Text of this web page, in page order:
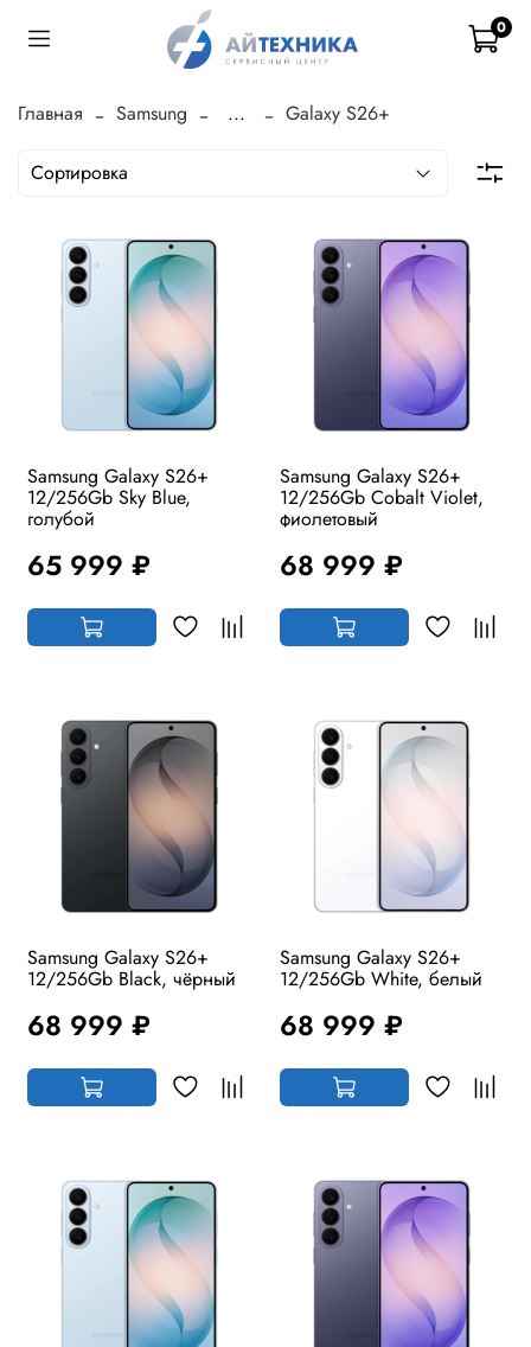
0
Главная Samsung ... Galaxy S26+
Samsung Galaxy S26+
12/256Gb Sky Blue,
голубой
65 999 ₽
Samsung Galaxy S26+
12/256Gb Cobalt Violet,
фиолетовый
68 999 ₽
Samsung Galaxy S26+
12/256Gb Black, чёрный
68 999 ₽
Samsung Galaxy S26+
12/256Gb White, белый
68 999 ₽